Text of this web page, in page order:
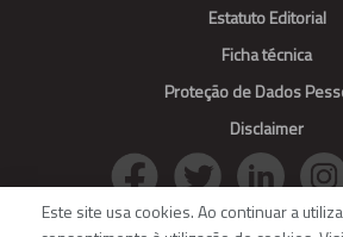
Estatuto Editorial
Ficha técnica
Proteção de Dados
Disclaimer
Este site usa cookies. Ao continuar a